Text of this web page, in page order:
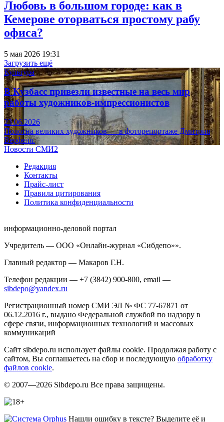
Любовь в большом городе: как в
Кемерове оторваться простому рабу
офиса?
5 мая 2026 19:31
Загрузить ещё
Культура
В Кузбасс привезли известные на весь мир
работы художников-импрессионистов
23.06.2026
Полотна великих художников — в фоторепортаже Дмитрия
Верфеля.
Новости СМИ2
Редакция
Контакты
Прайс-лист
Правила цитирования
Политика конфиденциальности
информационно-деловой портал
Учредитель — ООО «Онлайн-журнал «Сибдепо»».
Главный редактор — Макаров Г.Н.
Телефон редакции — +7 (3842) 900-800, email —
sibdepo@yandex.ru
Регистрационный номер СМИ ЭЛ № ФС 77-67871 от
06.12.2016 г., выдано Федеральной службой по надзору в
сфере связи, информационных технологий и массовых
коммуникаций
Сайт sibdepo.ru использует файлы cookie. Продолжая работу с
сайтом, Вы соглашаетесь на сбор и последующую обработку
файлов cookie.
© 2007—2026 Sibdepo.ru Все права защищены.
Нашли ошибку в тексте? Выделите её и